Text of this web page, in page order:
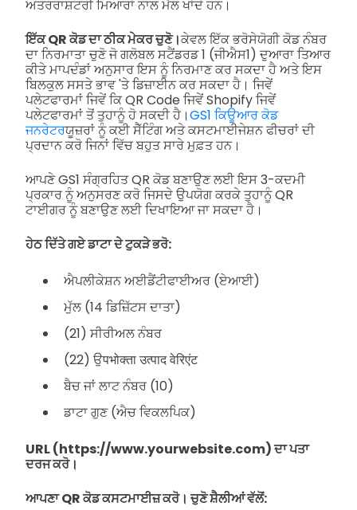
ਅੰਤਰਰਾਸ਼ਟਰੀ ਮਿਆਰਾਂ ਨਾਲ ਮੈਲ ਖਾਂਦੇ ਹਨ।
ਇੱਕ QR ਕੋਡ ਦਾ ਠੀਕ ਮੇਕਰ ਚੁਣੋ।ਕੇਵਲ ਇੱਕ ਭਰੋਸੇਯੋਗੀ ਕੋਡ ਨੰਬਰ
ਦਾ ਨਿਰਮਾਤਾ ਚੁਣੋ ਜੋ ਗਲੋਬਲ ਸਟੈਂਡਰਡ 1 (ਜੀਐਸ1) ਦੁਆਰਾ ਤਿਆਰ
ਕੀਤੇ ਮਾਪਦੰਡਾਂ ਅਨੁਸਾਰ ਇਸ ਨੂੰ ਨਿਰਮਾਣ ਕਰ ਸਕਦਾ ਹੈ ਅਤੇ ਇਸ
ਬਿਲਕੁਲ ਸਸਤੇ ਭਾਵ 'ਤੇ ਡਿਜ਼ਾਈਨ ਕਰ ਸਕਦਾ ਹੈ। ਜਿਵੇਂ
ਪਲੇਟਫਾਰਮਾਂ ਜਿਵੇਂ ਕਿ QR Code ਜਿਵੇਂ Shopify ਜਿਵੇਂ
ਪਲੇਟਫਾਰਮਾਂ ਤੋਂ ਤੁਹਾਨੂੰ ਹੋ ਸਕਦੀ ਹੈ।GS1 ਕਿਊਆਰ ਕੋਡ
ਜਨਰੇਟਰਯੂਜ਼ਰਾਂ ਨੂੰ ਕਈ ਸੈੱਟਿੰਗ ਅਤੇ ਕਸਟਮਾਈਜੇਸ਼ਨ ਫੀਚਰਾਂ ਦੀ
ਪ੍ਰਦਾਨ ਕਰੋ ਜਿਨਾਂ ਵਿੱਚ ਬਹੁਤ ਸਾਰੇ ਮੁਫ਼ਤ ਹਨ।
ਆਪਣੇ GS1 ਸੰਗ੍ਰਹਿਤ QR ਕੋਡ ਬਣਾਉਣ ਲਈ ਇਸ 3-ਕਦਮੀ
ਪ੍ਰਕਾਰ ਨੂੰ ਅਨੁਸਰਣ ਕਰੋ ਜਿਸਦੇ ਉਪਯੋਗ ਕਰਕੇ ਤੁਹਾਨੂੰ QR
ਟਾਈਗਰ ਨੂੰ ਬਣਾਉਣ ਲਈ ਦਿਖਾਇਆ ਜਾ ਸਕਦਾ ਹੈ।
ਹੇਠ ਦਿੱਤੇ ਗਏ ਡਾਟਾ ਦੇ ਟੁਕੜੇ ਭਰੋ:
ਐਪਲੀਕੇਸ਼ਨ ਅਈਡੈਂਟੀਫਾਈਅਰ (ਏਆਈ)
ਮੁੱਲ (14 ਡਿਜ਼ਿੱਟਸ ਦਾਤਾ)
(21) ਸੀਰੀਅਲ ਨੰਬਰ
(22) ਉपभोक्ता उत्पाद वेरिएंट
ਬੈਚ ਜਾਂ ਲਾਟ ਨੰਬਰ (10)
ਡਾਟਾ ਗੁਣ (ਐਚ ਵਿਕਲਪਿਕ)
URL (https://www.yourwebsite.com) ਦਾ ਪਤਾ
ਦਰਜ ਕਰੋ।
ਆਪਣਾ QR ਕੋਡ ਕਸਟਮਾਈਜ਼ ਕਰੋ। ਚੁਣੋ ਸ਼ੈਲੀਆਂ ਵੱਲੋਂ: